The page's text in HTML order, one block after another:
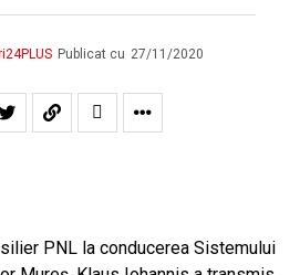
Publicat cu 27/11/2020
PNL la conducerea Sistemului